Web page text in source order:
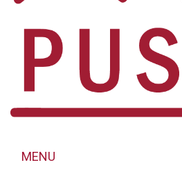
MENU